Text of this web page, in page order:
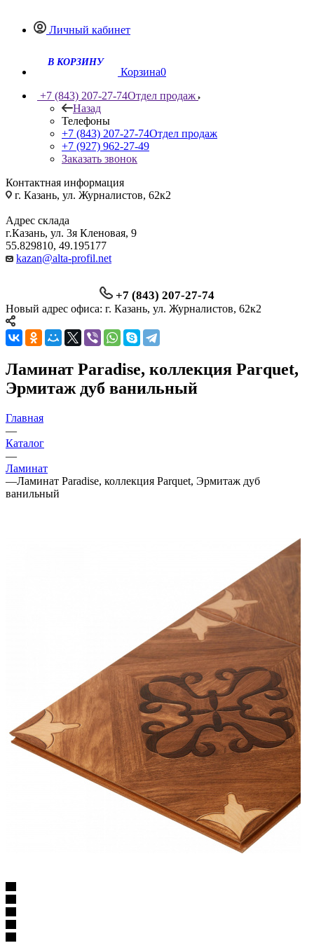
Личный кабинет
Корзина0
+7 (843) 207-27-74Отдел продаж
Назад
Телефоны
+7 (843) 207-27-74Отдел продаж
+7 (927) 962-27-49
Заказать звонок
Контактная информация
г. Казань, ул. Журналистов, 62к2
Адрес склада
г.Казань, ул. 3я Кленовая, 9
55.829810, 49.195177
kazan@alta-profil.net
+7 (843) 207-27-74
Новый адрес офиса: г. Казань, ул. Журналистов, 62к2
Ламинат Paradise, коллекция Parquet,
Эрмитаж дуб ванильный
Главная
—
Каталог
—
Ламинат
—Ламинат Paradise, коллекция Parquet, Эрмитаж дуб
ванильный